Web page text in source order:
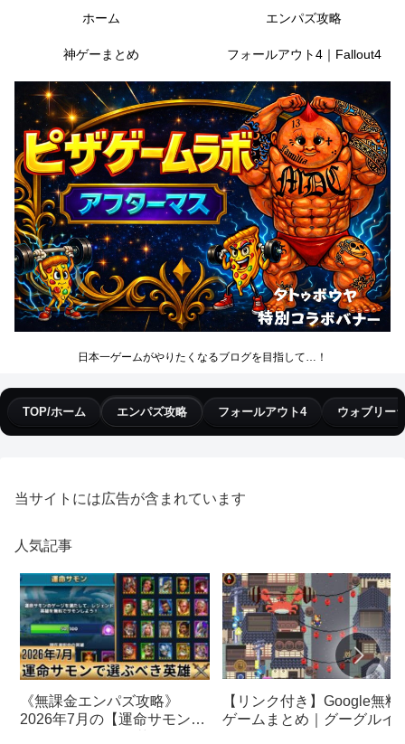
日本一ゲームがやりたくなるブログを目指して…！
ホーム エンパズ攻略
神ゲーまとめ フォールアウト4｜Fallout4
TOP/ホーム エンパズ攻略 フォールアウト4 ウォブリー
当サイトには広告が含まれています
人気記事
《無課金エンパズ攻略》
2026年7月の【運命サモン】
【リンク付き】Google無料
ゲームまとめ｜グーグルイ